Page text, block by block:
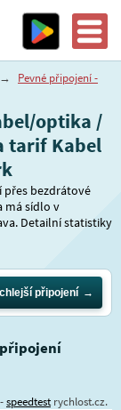
→
Pevné připojení -
optika /
tarif Kabel
bezdrátové
má sídlo v
Detailní statistiky
připojení
speedtestrychlost.cz.